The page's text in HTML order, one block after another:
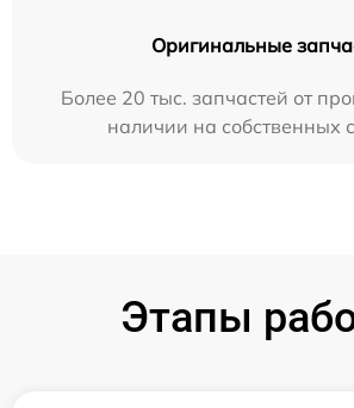
Оригинальные
Более 20 тыс. запчастей от
наличии на собственных
Этапы